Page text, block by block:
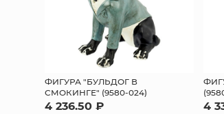
ФИГУРА "БУЛЬДОГ В
СМОКИНГЕ" (9580-024)
4 236.50 ₽ 4